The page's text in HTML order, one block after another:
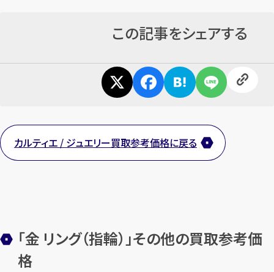
カンタン無料
1
この記事をシェアする
カルティエ / ジュエリー買取参考価格に戻る
「金 リング（指輪）」その他の買取参考価
格